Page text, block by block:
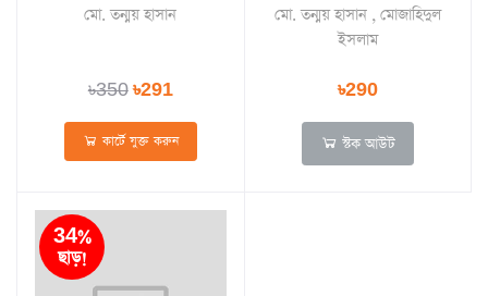
মো. তন্ময় হাসান
৳350৳291
কার্টে যুক্ত করুন
মো. তন্ময় হাসান , মোজাহিদুল
ইসলাম
৳290
স্টক আউট
34%
ছাড়!